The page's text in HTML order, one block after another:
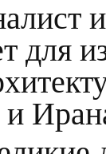
для